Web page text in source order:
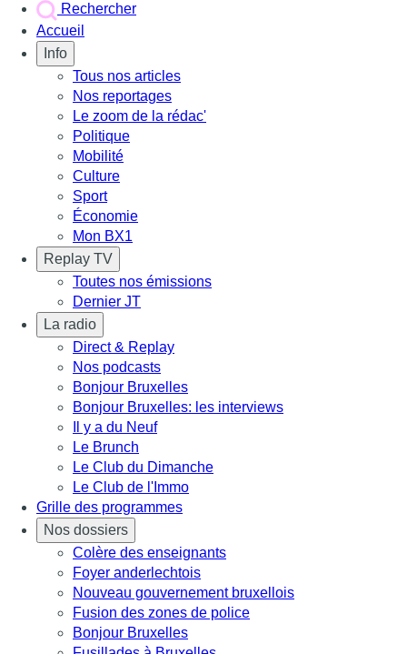
Rechercher
Accueil
Info
Tous nos articles
Nos reportages
Le zoom de la rédac'
Politique
Mobilité
Culture
Sport
Économie
Mon BX1
Replay TV
Toutes nos émissions
Dernier JT
La radio
Direct & Replay
Nos podcasts
Bonjour Bruxelles
Bonjour Bruxelles: les interviews
Il y a du Neuf
Le Brunch
Le Club du Dimanche
Le Club de l'Immo
Grille des programmes
Nos dossiers
Colère des enseignants
Foyer anderlechtois
Nouveau gouvernement bruxellois
Fusion des zones de police
Bonjour Bruxelles